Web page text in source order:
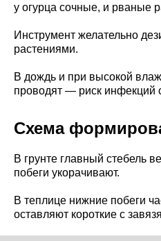
у огурца сочные, и рваные
Инструмент желательно
растениями.
В дождь и при высокой
проводят — риск инфекций
Схема
В грунте главный стебель
побеги укорачивают.
В теплице нижние побеги
оставляют короткие с